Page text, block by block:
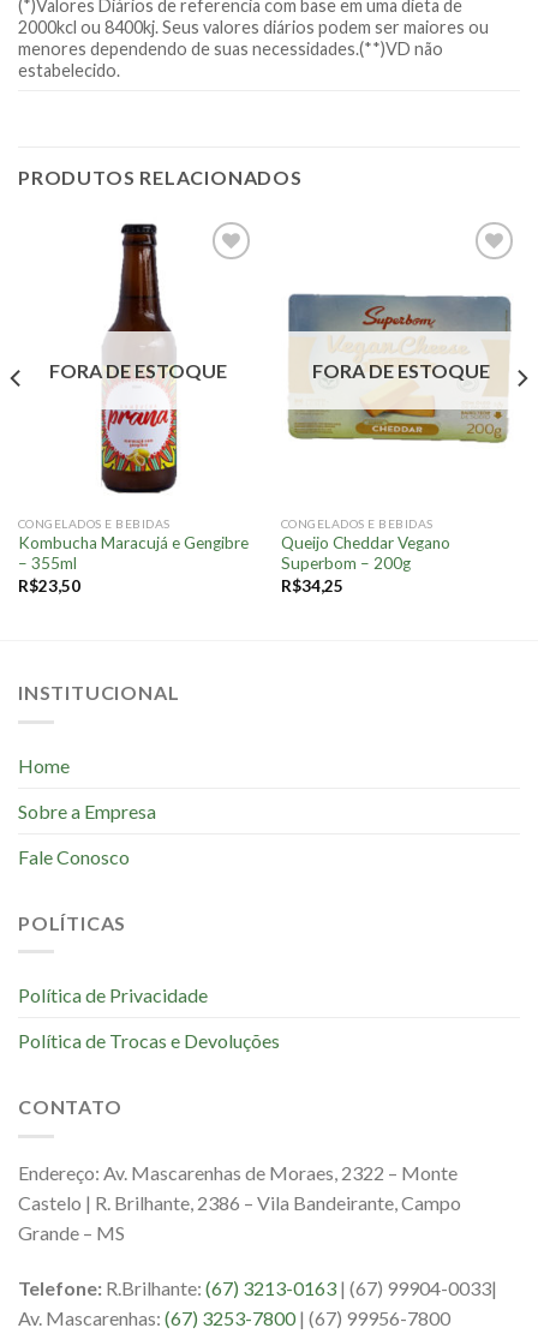
(*)Valores Diários de referencia com base em uma dieta de
2000kcl ou 8400kj. Seus valores diários podem ser maiores ou
menores dependendo de suas necessidades.(**)VD não
estabelecido.
PRODUTOS RELACIONADOS
FORA DE ESTOQUE
CONGELADOS E BEBIDAS
Kombucha Maracujá e Gengibre
– 355ml
R$23,50
à lista.
FORA DE ESTOQUE
CONGELADOS E BEBIDAS
Queijo Cheddar Vegano
Superbom – 200g
R$34,25
INSTITUCIONAL
Home
Sobre a Empresa
Fale Conosco
POLÍTICAS
Política de Privacidade
Política de Trocas e Devoluções
CONTATO
Endereço: Av. Mascarenhas de Moraes, 2322 – Monte
Castelo | R. Brilhante, 2386 – Vila Bandeirante, Campo
Grande – MS
Telefone: R.Brilhante: (67) 3213-0163 | (67) 99904-0033|
Av. Mascarenhas: (67) 3253-7800 | (67) 99956-7800